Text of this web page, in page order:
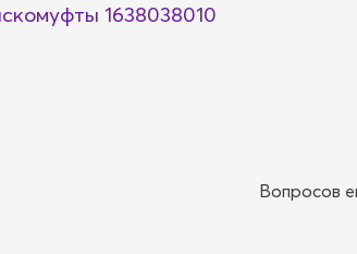
1638038010
Вопросов